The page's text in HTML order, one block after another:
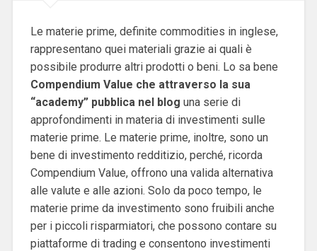
Le materie prime, definite commodities in inglese,
rappresentano quei materiali grazie ai quali è
possibile produrre altri prodotti o beni. Lo sa bene
Compendium Value che attraverso la sua
“academy” pubblica nel blog una serie di
approfondimenti in materia di investimenti sulle
materie prime. Le materie prime, inoltre, sono un
bene di investimento redditizio, perché, ricorda
Compendium Value, offrono una valida alternativa
alle valute e alle azioni. Solo da poco tempo, le
materie prime da investimento sono fruibili anche
per i piccoli risparmiatori, che possono contare su
piattaforme di trading e consentono investimenti